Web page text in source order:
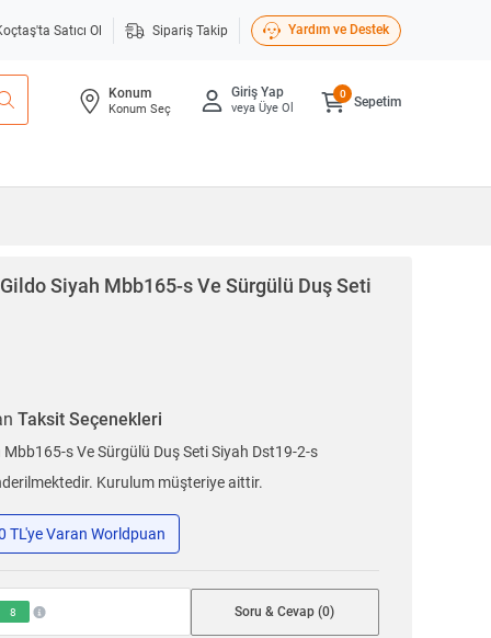
Satıcı Ol Sipariş Takip Yardım ve Destek
Konum
Konum Seç
Giriş Yap
veya Üye Ol Sepetim
0
Siyah Mbb165-s Ve Sürgülü Duş Seti
Taksit Seçenekleri
s Ve Sürgülü Duş Seti Siyah Dst19-2-s
Kurulum müşteriye aittir.
TL'ye Varan Worldpuan
8 Soru & Cevap (0)